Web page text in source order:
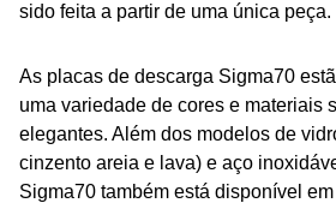
sido feita a partir de uma única peça.
As placas de descarga Sigma70
uma variedade de cores e materiais
elegantes. Além dos modelos de
cinzento areia e lava) e aço
Sigma70 também está disponível